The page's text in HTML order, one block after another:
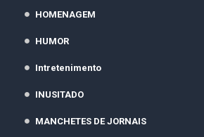
HOMENAGEM
HUMOR
Intretenimento
INUSITADO
MANCHETES DE JORNAIS